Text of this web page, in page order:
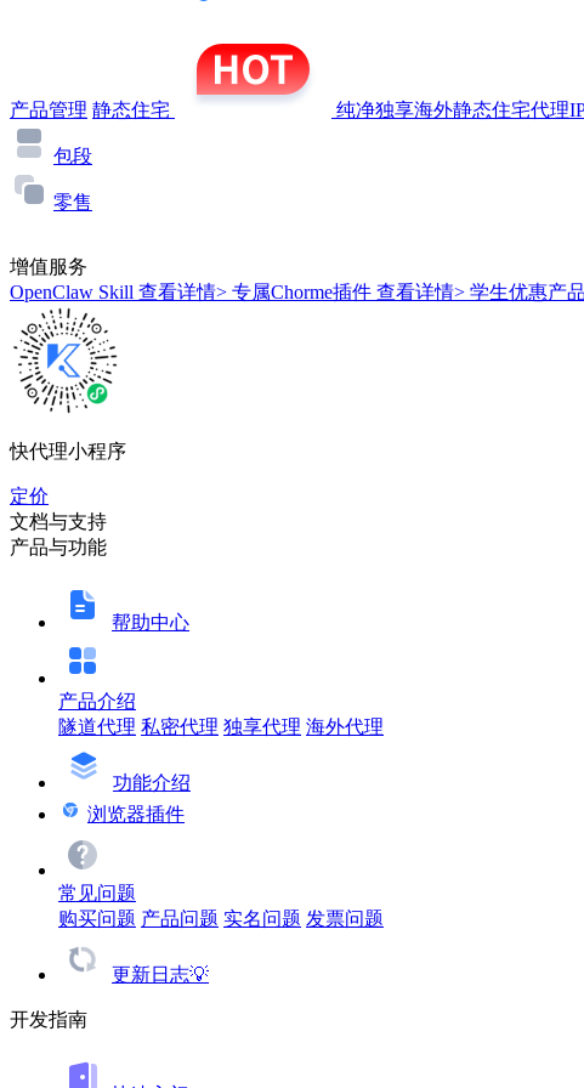
产品管理 静态住宅 纯净独享海外静态住宅代理
包段
零售
增值服务
OpenClaw Skill 查看详情> 专属Chorme插件 查看详情> 学生优惠产品
快代理小程序
定价
文档与支持
产品与功能
帮助中心
产品介绍
隧道代理 私密代理 独享代理 海外代理
功能介绍
浏览器插件
常见问题
购买问题 产品问题 实名问题 发票问题
更新日志💡
开发指南